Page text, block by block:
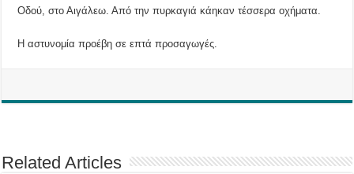
Οδού, στο Αιγάλεω. Από την πυρκαγιά κάηκαν τέσσερα οχήματα.
Η αστυνομία προέβη σε επτά προσαγωγές.
Related Articles